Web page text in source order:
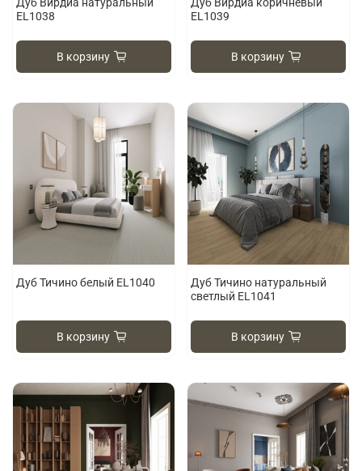
Дуб Вирдиа натуральный
EL1038
В корзину
Дуб Вирдиа коричневый
EL1039
В корзину
Дуб Тичино белый EL1040
В корзину
Дуб Тичино натуральный
светлый EL1041
В корзину